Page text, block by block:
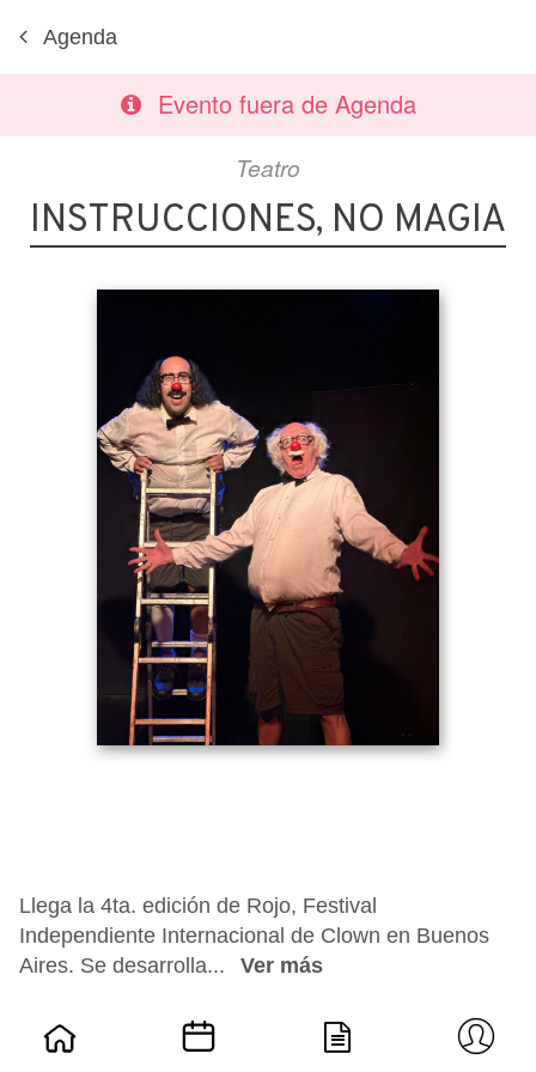
Agenda
Evento fuera de Agenda
Teatro
INSTRUCCIONES, NO MAGIA
Llega la 4ta. edición de Rojo, Festival
Independiente Internacional de Clown en Buenos
Aires. Se desarrolla...
Ver más